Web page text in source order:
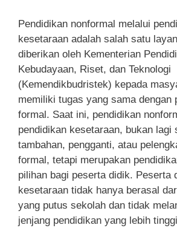
Pendidikan nonformal melalui
kesetaraan adalah salah satu
diberikan oleh Kementerian
Kebudayaan, Riset, dan Teknologi
(Kemendikbudristek) kepada
memiliki tugas yang sama dengan
formal. Saat ini, pendidikan
pendidikan kesetaraan, bukan lagi
tambahan, pengganti, atau
formal, tetapi merupakan
pilihan bagi peserta didik. Peserta
kesetaraan tidak hanya berasal
yang putus sekolah dan tidak
jenjang pendidikan yang lebih